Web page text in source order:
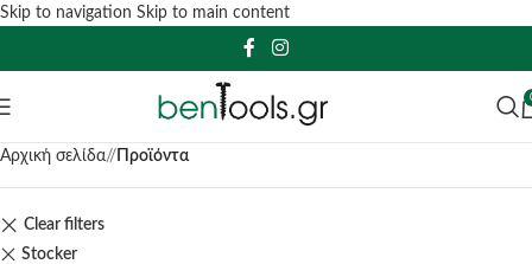
Skip to navigation Skip to main content
Αρχική σελίδα/ Προϊόντα
Clear filters
Stocker